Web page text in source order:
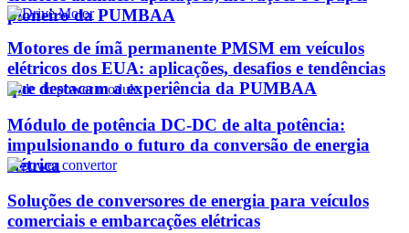
pioneiro da PUMBAA
Motores de ímã permanente PMSM em veículos
elétricos dos EUA: aplicações, desafios e tendências
que destacam a experiência da PUMBAA
Módulo de potência DC-DC de alta potência:
impulsionando o futuro da conversão de energia
elétrica
Soluções de conversores de energia para veículos
comerciais e embarcações elétricas